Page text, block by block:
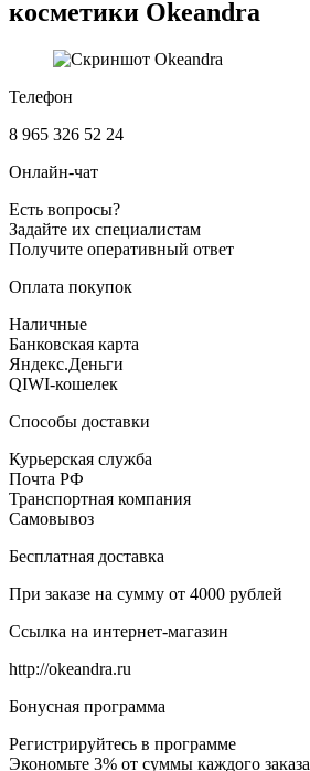
косметики Okeandra
Телефон
8 965 326 52 24
Онлайн-чат
Есть вопросы?
Задайте их специалистам
Получите оперативный ответ
Оплата покупок
Наличные
Банковская карта
Яндекс.Деньги
QIWI-кошелек
Способы доставки
Курьерская служба
Почта РФ
Транспортная компания
Самовывоз
Бесплатная доставка
При заказе на сумму от 4000 рублей
Ссылка на интернет-магазин
http://okeandra.ru
Бонусная программа
Регистрируйтесь в программе
Экономьте 3% от суммы каждого заказа